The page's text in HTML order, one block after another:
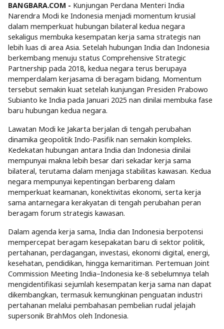
BANGBARA.COM - Kunjungan Perdana Menteri India
Narendra Modi ke Indonesia menjadi momentum krusial
dalam memperkuat hubungan bilateral kedua negara
sekaligus membuka kesempatan kerja sama strategis nan
lebih luas di area Asia. Setelah hubungan India dan Indonesia
berkembang menuju status Comprehensive Strategic
Partnership pada 2018, kedua negara terus berupaya
memperdalam kerjasama di beragam bidang. Momentum
tersebut semakin kuat setelah kunjungan Presiden Prabowo
Subianto ke India pada Januari 2025 nan dinilai membuka fase
baru hubungan kedua negara.
Lawatan Modi ke Jakarta berjalan di tengah perubahan
dinamika geopolitik Indo-Pasifik nan semakin kompleks.
Kedekatan hubungan antara India dan Indonesia dinilai
mempunyai makna lebih besar dari sekadar kerja sama
bilateral, terutama dalam menjaga stabilitas kawasan. Kedua
negara mempunyai kepentingan berbareng dalam
memperkuat keamanan, konektivitas ekonomi, serta kerja
sama antarnegara kerakyatan di tengah perubahan peran
beragam forum strategis kawasan.
Dalam agenda kerja sama, India dan Indonesia berpotensi
mempercepat beragam kesepakatan baru di sektor politik,
pertahanan, perdagangan, investasi, ekonomi digital, energi,
kesehatan, pendidikan, hingga kemaritiman. Pertemuan Joint
Commission Meeting India–Indonesia ke-8 sebelumnya telah
mengidentifikasi sejumlah kesempatan kerja sama nan dapat
dikembangkan, termasuk kemungkinan penguatan industri
pertahanan melalui pembahasan pembelian rudal jelajah
supersonik BrahMos oleh Indonesia.